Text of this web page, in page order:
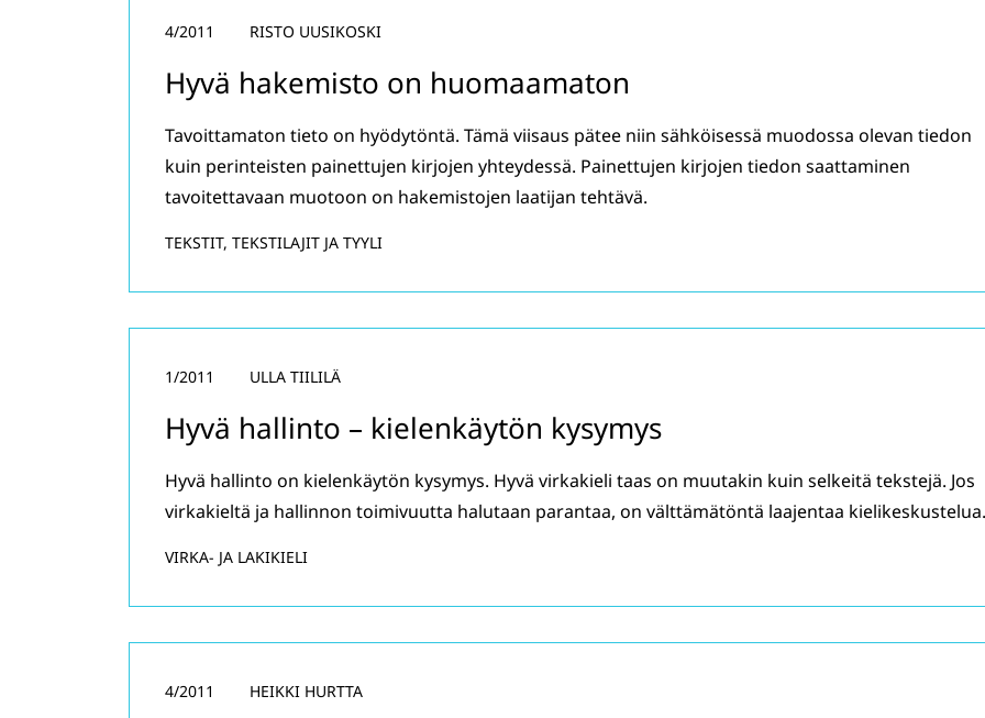
Hyvä hakemisto on huomaamaton
4/2011 RISTO UUSIKOSKI
Tavoittamaton tieto on hyödytöntä. Tämä viisaus pätee niin sähköisessä muodossa olevan tiedon
kuin perinteisten painettujen kirjojen yhteydessä. Painettujen kirjojen tiedon saattaminen
tavoitettavaan muotoon on hakemistojen laatijan tehtävä.
TEKSTIT, TEKSTILAJIT JA TYYLI
Hyvä hallinto – kielenkäytön kysymys
1/2011 ULLA TIILILÄ
Hyvä hallinto on kielenkäytön kysymys. Hyvä virkakieli taas on muutakin kuin selkeitä tekstejä. Jos
virkakieltä ja hallinnon toimivuutta halutaan parantaa, on välttämätöntä laajentaa kielikeskustelua.
VIRKA- JA LAKIKIELI
4/2011 HEIKKI HURTTA